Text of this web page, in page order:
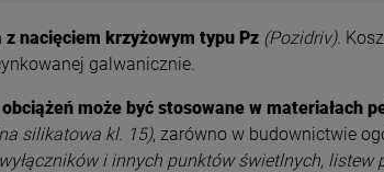
nacięciem krzyżowym typu Pz (Pozidriv).
galwanicznie.
może być stosowane w materiałach
silikatowa kl. 15), zarówno w budownictwie
i innych punktów świetlnych, listew